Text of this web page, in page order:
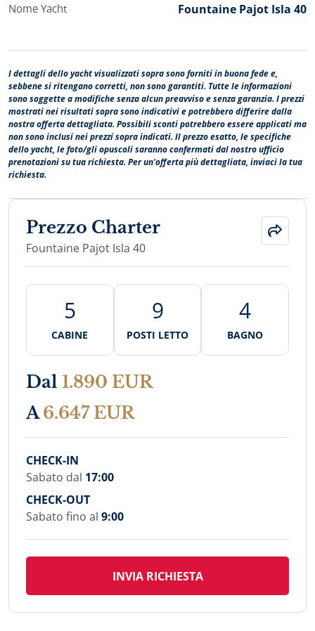
Nome Yacht Fountaine Pajot Isla 40
I dettagli dello yacht visualizzati sopra sono forniti in buona fede e,
sebbene si ritengano corretti, non sono garantiti. Tutte le informazioni
sono soggette a modifiche senza alcun preavviso e senza garanzia. I prezzi
mostrati nei risultati sopra sono indicativi e potrebbero differire dalla
nostra offerta dettagliata. Possibili sconti potrebbero essere applicati ma
non sono inclusi nei prezzi sopra indicati. Il prezzo esatto, le specifiche
dello yacht, le foto/gli opuscoli saranno confermati dal nostro ufficio
prenotazioni su tua richiesta. Per un'offerta più dettagliata, inviaci la tua
richiesta.
Prezzo Charter
Fountaine Pajot Isla 40
5
CABINE
9
POSTI LETTO
4
BAGNO
Dal 1.890 EUR
A 6.647 EUR
CHECK-IN
Sabato dal 17:00
CHECK-OUT
Sabato fino al 9:00
INVIA RICHIESTA